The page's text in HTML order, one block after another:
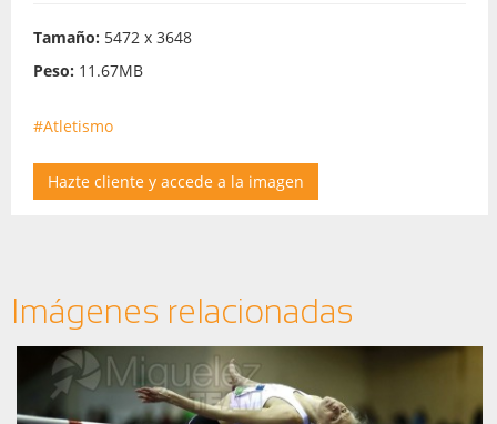
Tamaño: 5472 x 3648
Peso: 11.67MB
#Atletismo
Hazte cliente y accede a la imagen
Imágenes relacionadas